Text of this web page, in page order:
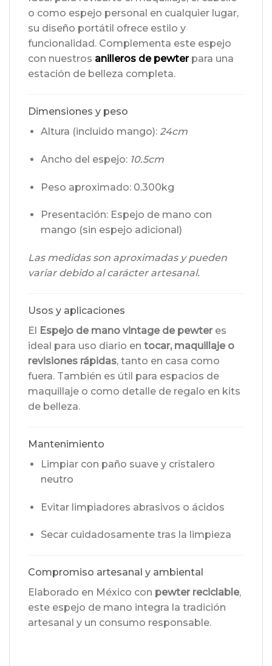
o como espejo personal en cualquier lugar,
su diseño portátil ofrece estilo y
funcionalidad. Complementa este espejo
con nuestros anilleros de pewterpara una
estación de belleza completa.
Dimensiones y peso
Altura (incluido mango): 24cm
Ancho del espejo: 10.5cm
Peso aproximado: 0.300kg
Presentación: Espejo de mano con
mango (sin espejo adicional)
Las medidas son aproximadas y pueden
variar debido al carácter artesanal.
Usos y aplicaciones
El Espejo de mano vintage de pewter es
ideal para uso diario en tocar, maquillaje o
revisiones rápidas, tanto en casa como
fuera. También es útil para espacios de
maquillaje o como detalle de regalo en kits
de belleza.
Mantenimiento
Limpiar con paño suave y cristalero
neutro
Evitar limpiadores abrasivos o ácidos
Secar cuidadosamente tras la limpieza
Compromiso artesanal y ambiental
Elaborado en México con pewter reciclable,
este espejo de mano integra la tradición
artesanal y un consumo responsable.